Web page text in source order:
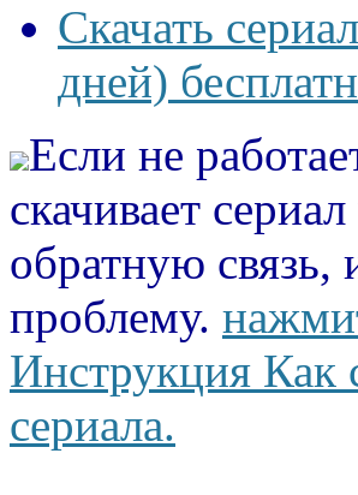
Скачать
дней)
Если не
скачивает
обратную
проблему.
Инструкция Как
сериала.